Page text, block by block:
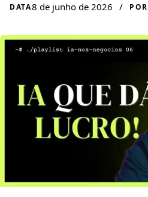
DATA8 de junho de 2026 / POR